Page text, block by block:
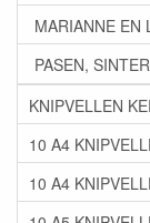
MARIANNE EN
PASEN,
KNIPVELLEN
10 A4
10 A4